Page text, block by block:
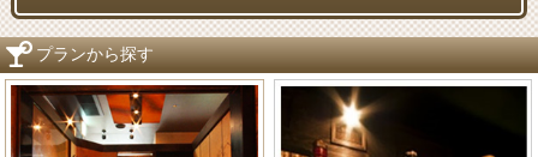
プランから探す